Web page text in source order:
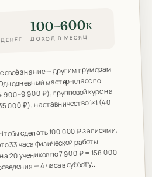
100–600к
ДОХОД В МЕСЯЦ
своё знание — другим грумерам
мастер-класс по
900–9 900 ₽), групповой курс на
000 ₽), наставничество 1×1 (40
сделать 100 000 ₽ записями,
33 часа физической работы.
20 учеников по 7 900 ₽ = 158 000
— 4 часа в субботу...